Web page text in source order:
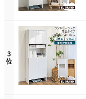
3
位